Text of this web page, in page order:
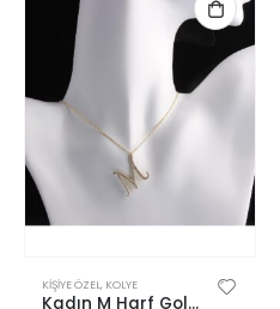
KIŞIYE ÖZEL, KOLYE
Kadın M Harf Gold Altın Kaplama Gümüş Kolye